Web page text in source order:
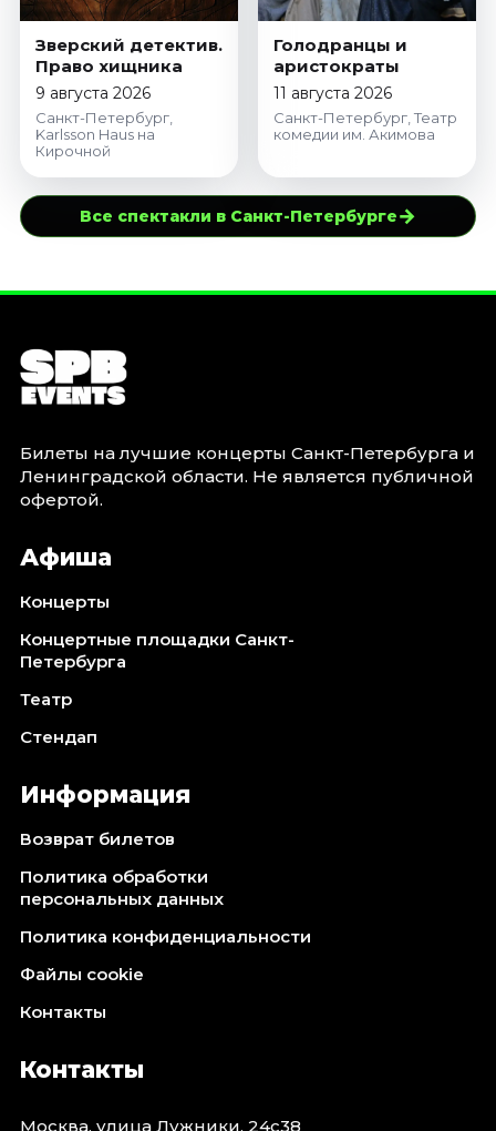
Зверский детектив.
Право хищника
9 августа 2026
Санкт-Петербург,
Karlsson Haus на
Кирочной
Голодранцы и
аристократы
11 августа 2026
Санкт-Петербург, Театр
комедии им. Акимова
Все спектакли в Санкт-Петербурге→
Билеты на лучшие концерты Санкт-Петербурга и
Ленинградской области. Не является публичной
офертой.
Афиша
Концерты
Концертные площадки Санкт-
Петербурга
Театр
Стендап
Информация
Возврат билетов
Политика обработки
персональных данных
Политика конфиденциальности
Файлы cookie
Контакты
Контакты
Москва, улица Лужники, 24с38